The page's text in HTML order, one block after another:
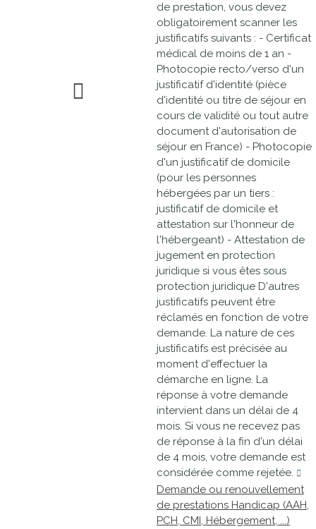
de prestation, vous devez
obligatoirement scanner les
justificatifs suivants : - Certificat
médical de moins de 1 an -
Photocopie recto/verso d'un
justificatif d'identité (pièce
d'identité ou titre de séjour en
cours de validité ou tout autre
document d'autorisation de
séjour en France) - Photocopie
d'un justificatif de domicile
(pour les personnes
hébergées par un tiers :
justificatif de domicile et
attestation sur l'honneur de
l'hébergeant) - Attestation de
jugement en protection
juridique si vous êtes sous
protection juridique D'autres
justificatifs peuvent être
réclamés en fonction de votre
demande. La nature de ces
justificatifs est précisée au
moment d'effectuer la
démarche en ligne. La
réponse à votre demande
intervient dans un délai de 4
mois. Si vous ne recevez pas
de réponse à la fin d'un délai
de 4 mois, votre demande est
considérée comme rejetée.
Demande ou renouvellement
de prestations Handicap (AAH,
PCH, CMI, Hébergement, ...)